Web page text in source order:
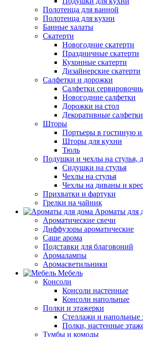
Полотенца для ванной
Полотенца для кухни
Банные халаты
Скатерти
Новогодние скатерти
Праздничные скатерти
Кухонные скатерти
Дизайнерские скатерти
Салфетки и дорожки
Салфетки
Новогодние салфетки
Дорожки на стол
Декоративные салфетки
Шторы
Портьеры в гостиную
Шторы для кухни
Тюль
Подушки и чехлы на стулья,
Сидушки на стулья
Чехлы на стулья
Чехлы на диваны и
Прихватки и фартуки
Грелки на чайник
Ароматы для
Ароматические свечи
Диффузоры ароматические
Саше арома
Подставки для благовоний
Аромалампы
Аромасветильники
Мебель
Консоли
Консоли настенные
Консоли напольные
Полки и этажерки
Стеллажи и напольные
Полки, настенные
Тумбы и комоды